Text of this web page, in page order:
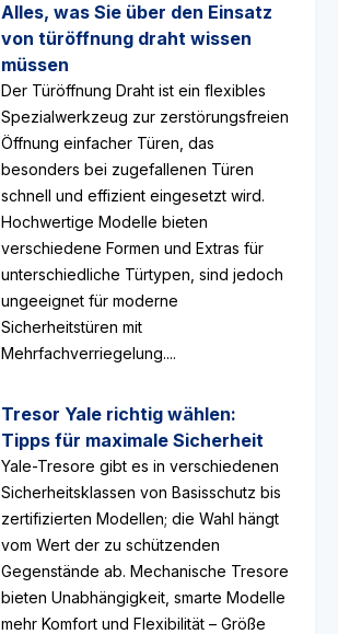
Alles, was Sie über den Einsatz
von türöffnung draht wissen
müssen
Der Türöffnung Draht ist ein flexibles
Spezialwerkzeug zur zerstörungsfreien
Öffnung einfacher Türen, das
besonders bei zugefallenen Türen
schnell und effizient eingesetzt wird.
Hochwertige Modelle bieten
verschiedene Formen und Extras für
unterschiedliche Türtypen, sind jedoch
ungeeignet für moderne
Sicherheitstüren mit
Mehrfachverriegelung....
Tresor Yale richtig wählen:
Tipps für maximale Sicherheit
Yale-Tresore gibt es in verschiedenen
Sicherheitsklassen von Basisschutz bis
zertifizierten Modellen; die Wahl hängt
vom Wert der zu schützenden
Gegenstände ab. Mechanische Tresore
bieten Unabhängigkeit, smarte Modelle
mehr Komfort und Flexibilität – Größe